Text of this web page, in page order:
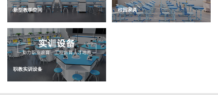
新型教学空间 校园家具
职教实训设备